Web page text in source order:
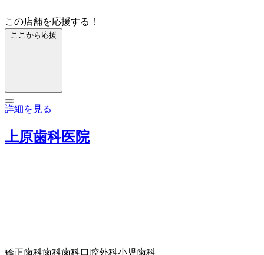
この店舗を応援する！
ここから応援
詳細を見る
上原歯科医院
矯正歯科歯科歯科口腔外科小児歯科